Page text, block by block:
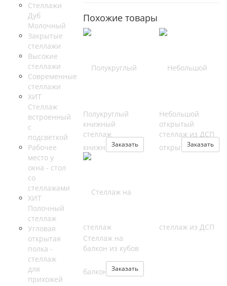
Стеллажи
Дуб
Молочный
Закрытые
стеллажи
Высокие
стеллажи
Современные
стеллажи
ХИТ
Стеллаж
встроенный
с
подсветкой
Рабочее
место у
окна - стол
со
стеллажами
ХИТ
Полочный
стеллаж
Угловая
открытая
полка -
стеллаж
для
прихожей
Похожие товары
Полукруглый
книжный
стеллаж
Заказать
Небольшой
открытый
стеллаж из ДСП
Заказать
Стеллаж на
балкон из кубов
Заказать